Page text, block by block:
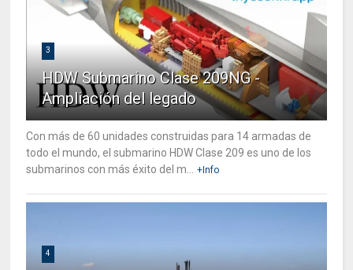
3
HDW Submarino Clase 209NG -
Ampliación del legado
Con más de 60 unidades construidas para 14 armadas de
todo el mundo, el submarino HDW Clase 209 es uno de los
submarinos con más éxito del m...
+Info
4